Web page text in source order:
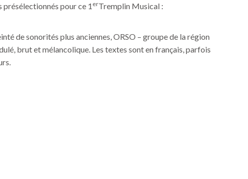
pour ce 1 erTremplin Musical :
de sonorités plus anciennes, ORSO – groupe de la région
brut et mélancolique. Les textes sont en français, parfois